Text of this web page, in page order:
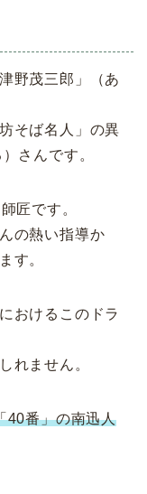
野茂三郎」（あ
そば名人」の異
さんです。
匠です。
の熱い指導か
す。
おけるこのドラ
れません。
40番」の南迅人